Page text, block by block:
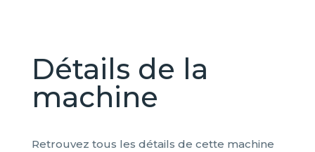
Détails de la
machine
Retrouvez tous les détails de cette machine